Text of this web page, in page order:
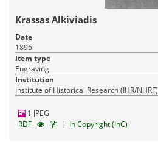
Krassas Alkiviadis
Date
1896
Item type
Engraving
Institution
Institute of Historical Research (IHR/NHRF)
1 JPEG
RDF
| In Copyright (InC)